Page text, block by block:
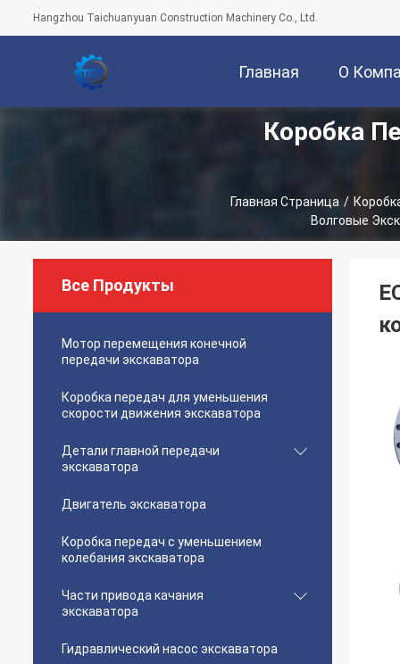
Hangzhou Taichuanyuan Construction Machinery Co., Ltd.
Главная
Страница
О
Коробка
Главная Страница /
Волговые
Все Продукты
Мотор перемещения конечной
передачи экскаватора
Коробка передач для уменьшения
скорости движения экскаватора
Детали главной передачи
экскаватора
Двигатель экскаватора
Коробка передач с уменьшением
колебания экскаватора
Части привода качания
экскаватора
Гидравлический насос экскаватора